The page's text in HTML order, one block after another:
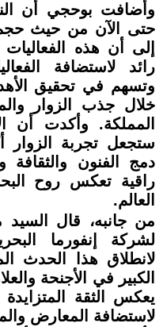
وأضافت بوحجي أن
حتى الآن من حيث حجم
إلى أن هذه
رائد لاستضافة
وتسهم في تحقيق
خلال جذب الزوار
المملكة. وأكدت أن
ستجعل تجربة الزوار
دمج الفنون والثقافة
راقية تعكس روح
العالم.
من جانبه، قال السيد
لشركة إنفورما
لانطلاق هذا الحدث
الكبير في الأجنحة
يعكس الثقة
لاستضافة المعارض